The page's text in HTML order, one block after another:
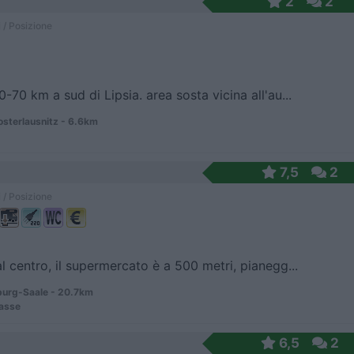
70 km a sud di Lipsia. area sosta vicina all'au...
- 6.6km
7,5 2
centro, il supermercato è a 500 metri, pianegg...
Saale - 20.7km
6,5 2